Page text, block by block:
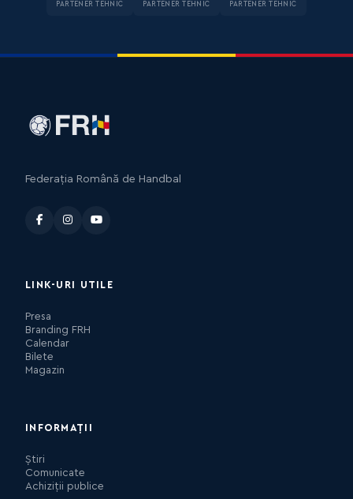
PARTENER TEHNIC PARTENER TEHNIC PARTENER TEHNIC
Federația Română de Handbal
LINK-URI UTILE
Presa
Branding FRH
Calendar
Bilete
Magazin
INFORMAȚII
Știri
Comunicate
Achiziții publice